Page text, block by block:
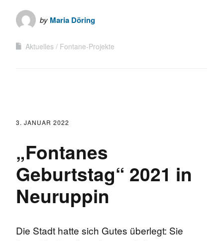
by Maria Döring
Aktuelles Fontane-Projekte
3. JANUAR 2022
„Fontanes
Geburtstag“ 2021 in
Neuruppin
Die Stadt hatte sich Gutes überlegt: Sie